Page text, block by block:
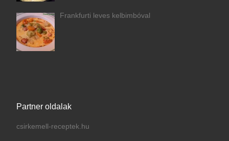
Frankfurti leves kelbimbóval
Partner oldalak
csirkemell-receptek.hu